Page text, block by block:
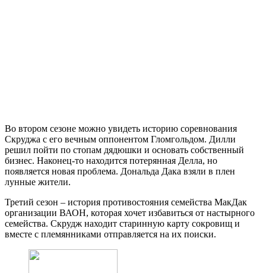
Во втором сезоне можно увидеть историю соревнования
Скруджа с его вечным оппонентом Гломгольдом. Дилли
решил пойти по стопам дядюшки и основать собственный
бизнес. Наконец-то находится потерянная Делла, но
появляется новая проблема. Дональда Дака взяли в плен
лунные жители.
Третий сезон – история противостояния семейства МакДак
организации ВАОН, которая хочет избавиться от настырного
семейства. Скрудж находит старинную карту сокровищ и
вместе с племянниками отправляется на их поиски.